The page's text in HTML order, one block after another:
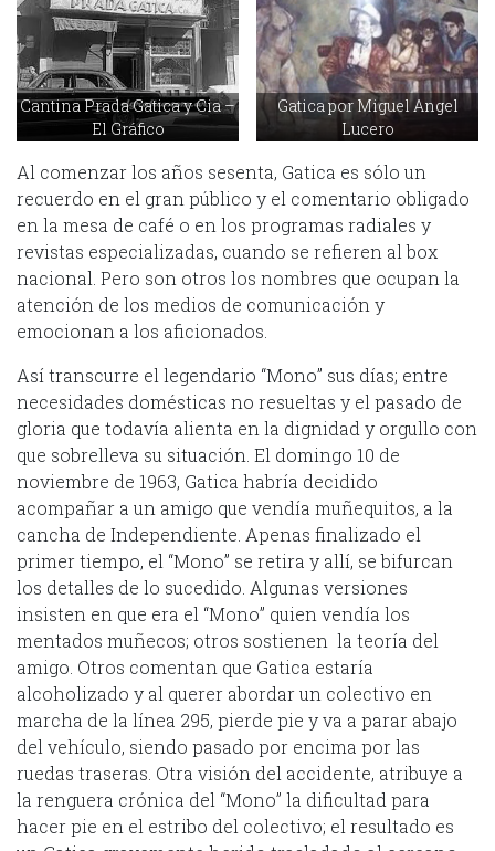
Cantina Prada Gatica y Cia –
El Gráfico
Gatica por Miguel Angel
Lucero
Al comenzar los años sesenta, Gatica es sólo un
recuerdo en el gran público y el comentario obligado
en la mesa de café o en los programas radiales y
revistas especializadas, cuando se refieren al box
nacional. Pero son otros los nombres que ocupan la
atención de los medios de comunicación y
emocionan a los aficionados.
Así transcurre el legendario “Mono” sus días; entre
necesidades domésticas no resueltas y el pasado de
gloria que todavía alienta en la dignidad y orgullo con
que sobrelleva su situación. El domingo 10 de
noviembre de 1963, Gatica habría decidido
acompañar a un amigo que vendía muñequitos, a la
cancha de Independiente. Apenas finalizado el
primer tiempo, el “Mono” se retira y allí, se bifurcan
los detalles de lo sucedido. Algunas versiones
insisten en que era el “Mono” quien vendía los
mentados muñecos; otros sostienen la teoría del
amigo. Otros comentan que Gatica estaría
alcoholizado y al querer abordar un colectivo en
marcha de la línea 295, pierde pie y va a parar abajo
del vehículo, siendo pasado por encima por las
ruedas traseras. Otra visión del accidente, atribuye a
la renguera crónica del “Mono” la dificultad para
hacer pie en el estribo del colectivo; el resultado es